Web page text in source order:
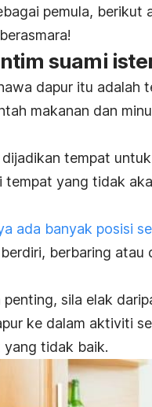
pemula, berikut
suami
dapur itu adalah
makanan dan
tempat
tempat yang tidak
ada banyak posisi
berbaring
penting, sila elak
ke dalam aktiviti
yang tidak baik.